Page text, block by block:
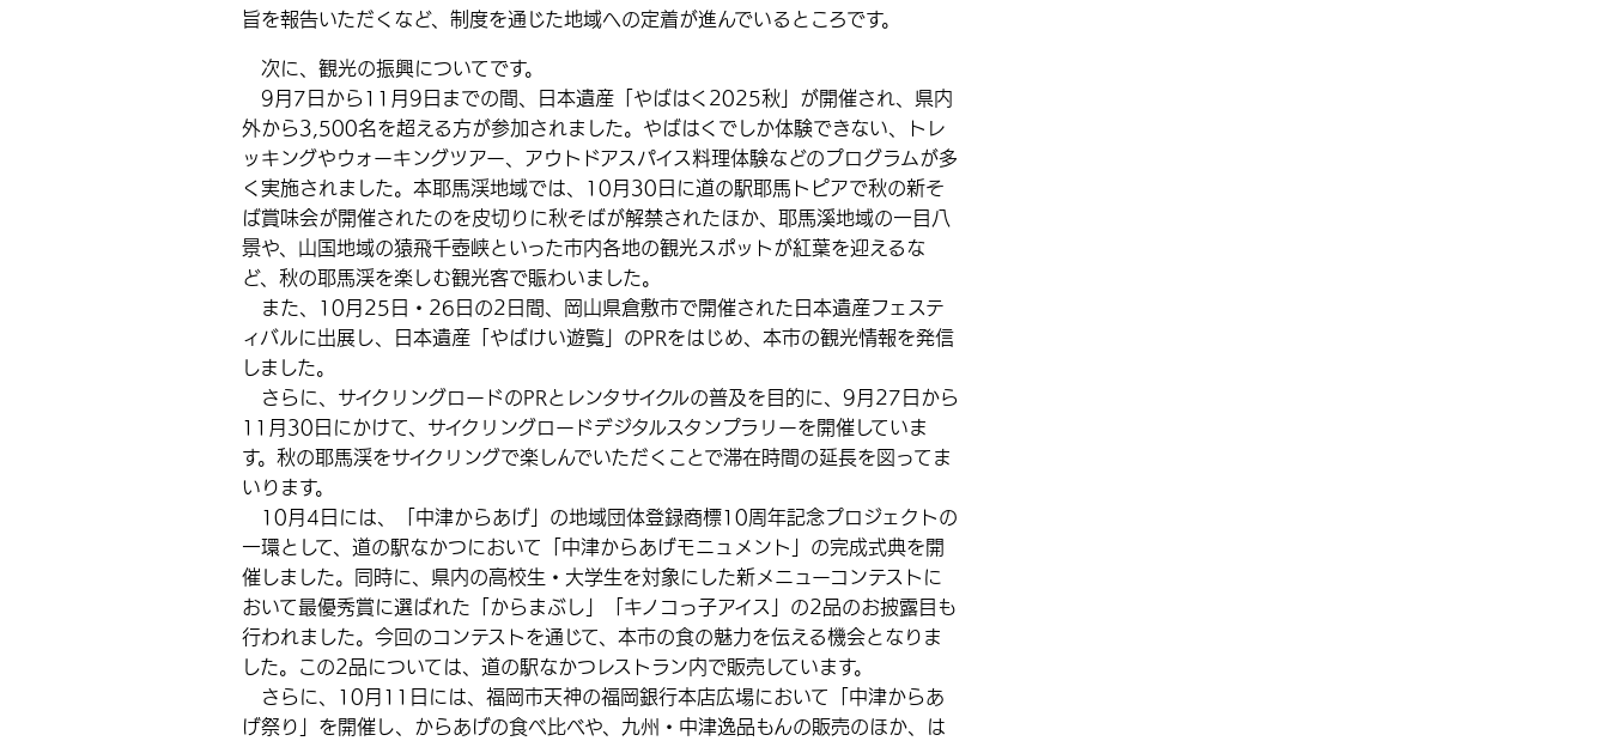
旨を報告いただくなど、制度を通じた地域への定着が進んでいるところです。
次に、観光の振興についてです。
9月7日から11月9日までの間、日本遺産「やばはく2025秋」が開催され、県内
外から3,500名を超える方が参加されました。やばはくでしか体験できない、トレ
ッキングやウォーキングツアー、アウトドアスパイス料理体験などのプログラムが多
く実施されました。本耶馬渓地域では、10月30日に道の駅耶馬トピアで秋の新そ
ば賞味会が開催されたのを皮切りに秋そばが解禁されたほか、耶馬溪地域の一目八
景や、山国地域の猿飛千壺峡といった市内各地の観光スポットが紅葉を迎えるな
ど、秋の耶馬渓を楽しむ観光客で賑わいました。
また、10月25日・26日の2日間、岡山県倉敷市で開催された日本遺産フェステ
ィバルに出展し、日本遺産「やばけい遊覧」のPRをはじめ、本市の観光情報を発信
しました。
さらに、サイクリングロードのPRとレンタサイクルの普及を目的に、9月27日から
11月30日にかけて、サイクリングロードデジタルスタンプラリーを開催していま
す。秋の耶馬渓をサイクリングで楽しんでいただくことで滞在時間の延長を図ってま
いります。
10月4日には、「中津からあげ」の地域団体登録商標10周年記念プロジェクトの
一環として、道の駅なかつにおいて「中津からあげモニュメント」の完成式典を開
催しました。同時に、県内の高校生・大学生を対象にした新メニューコンテストに
おいて最優秀賞に選ばれた「からまぶし」「キノコっ子アイス」の2品のお披露目も
行われました。今回のコンテストを通じて、本市の食の魅力を伝える機会となりま
した。この2品については、道の駅なかつレストラン内で販売しています。
さらに、10月11日には、福岡市天神の福岡銀行本店広場において「中津からあ
げ祭り」を開催し、からあげの食べ比べや、九州・中津逸品もんの販売のほか、は